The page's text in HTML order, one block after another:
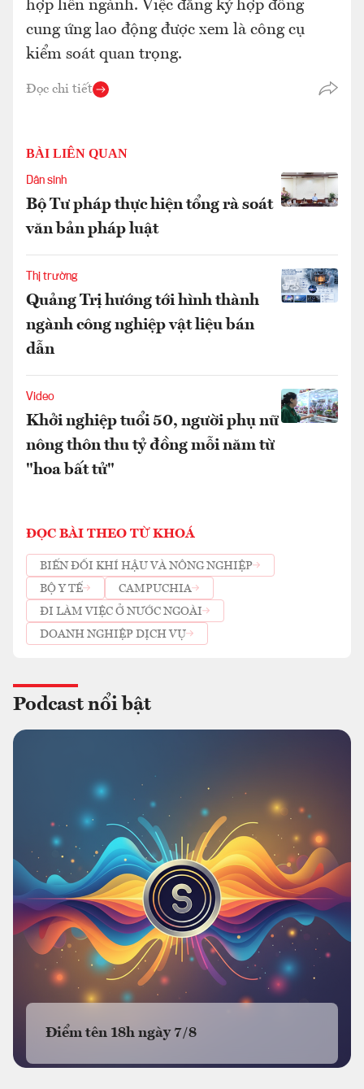
hợp liên ngành. Việc đăng ký hợp đồng
cung ứng lao động được xem là công cụ
kiểm soát quan trọng.
Đọc chi tiết
BÀI LIÊN QUAN
Dân sinh
Bộ Tư pháp thực hiện tổng rà soát
văn bản pháp luật
Thị trường
Quảng Trị hướng tới hình thành
ngành công nghiệp vật liệu bán
dẫn
Video
Khởi nghiệp tuổi 50, người phụ nữ
nông thôn thu tỷ đồng mỗi năm từ
"hoa bất tử"
ĐỌC BÀI THEO TỪ KHOÁ
BIẾN ĐỔI KHÍ HẬU VÀ NÔNG NGHIỆP
BỘ Y TẾ
CAMPUCHIA
ĐI LÀM VIỆC Ở NƯỚC NGOÀI
DOANH NGHIỆP DỊCH VỤ
Podcast nổi bật
Điểm tên 18h ngày 7/8